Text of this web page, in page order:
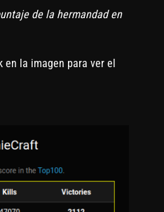
de la hermandad en
la imagen para ver el